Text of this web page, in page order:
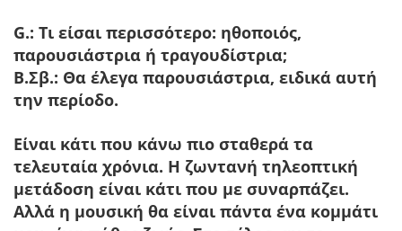
G.: Τι είσαι περισσότερο: ηθοποιός,
παρουσιάστρια ή τραγουδίστρια;
Β.Σβ.: Θα έλεγα παρουσιάστρια, ειδικά αυτή
την περίοδο.
Είναι κάτι που κάνω πιο σταθερά τα
τελευταία χρόνια. Η ζωντανή τηλεοπτική
μετάδοση είναι κάτι που με συναρπάζει.
Αλλά η μουσική θα είναι πάντα ένα κομμάτι